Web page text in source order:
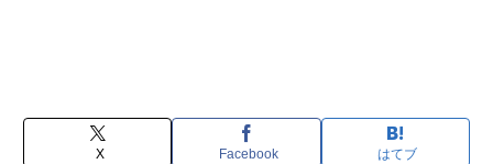
X Facebook はてブ